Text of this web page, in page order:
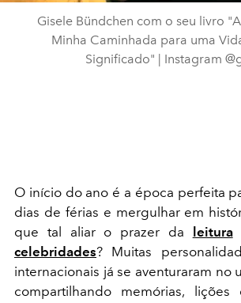
Gisele Bündchen com o seu livro
Minha Caminhada para uma
Significado" | Instagram
O início do ano é a época perfeita
dias de férias e mergulhar em
que tal aliar o prazer da
leitura
celebridades? Muitas
internacionais já se aventuraram no
compartilhando memórias,